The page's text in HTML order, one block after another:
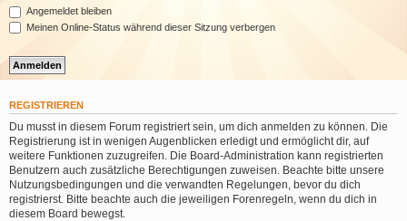
Angemeldet bleiben
Meinen Online-Status während dieser Sitzung verbergen
REGISTRIEREN
Du musst in diesem Forum registriert sein, um dich anmelden zu können. Die
Registrierung ist in wenigen Augenblicken erledigt und ermöglicht dir, auf
weitere Funktionen zuzugreifen. Die Board-Administration kann registrierten
Benutzern auch zusätzliche Berechtigungen zuweisen. Beachte bitte unsere
Nutzungsbedingungen und die verwandten Regelungen, bevor du dich
registrierst. Bitte beachte auch die jeweiligen Forenregeln, wenn du dich in
diesem Board bewegst.